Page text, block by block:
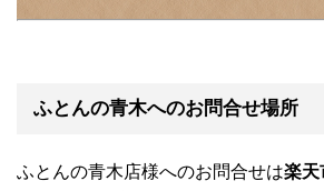
ふとんの青木へのお問合せ場所
ふとんの青木店様へのお問合せは楽天